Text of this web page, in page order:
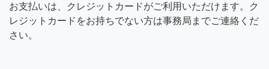
お支払いは、クレジットカードがご利用いただけます。ク
レジットカードをお持ちでない方は事務局までご連絡くだ
さい。